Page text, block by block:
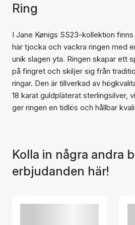
Ring
I Jane Kønigs SS23-kollektion finns
här tjocka och vackra ringen med
unik slagen yta. Ringen skapar ett
på fingret och skiljer sig från
ringar. Den är tillverkad av
18 karat guldpläterat sterlingsilver,
ger ringen en tidlös och hållbar
Kolla in några andra
erbjudanden här!